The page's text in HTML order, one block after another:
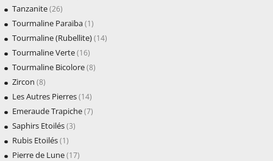
Tanzanite(26)
Tourmaline Paraïba(1)
Tourmaline (Rubellite)(14)
Tourmaline Verte(16)
Tourmaline Bicolore(8)
Zircon (8)
Les Autres Pierres(14)
Emeraude Trapiche(7)
Saphirs Etoilés(3)
Rubis Etoilés(1)
Pierre de Lune(17)